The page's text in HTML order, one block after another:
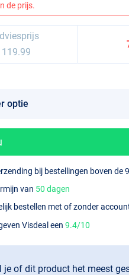
de prijs.
119.99
bij bestellingen boven de
van 50 dagen
bestellen met of zonder
Visdeal een9.4/10
je of dit product het meest